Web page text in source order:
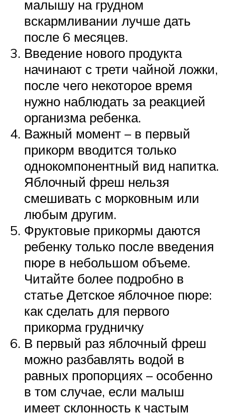
малышу на грудном
вскармливании лучше дать
после 6 месяцев.
Введение нового продукта
начинают с трети чайной ложки,
после чего некоторое время
нужно наблюдать за реакцией
организма ребенка.
Важный момент – в первый
прикорм вводится только
однокомпонентный вид напитка.
Яблочный фреш нельзя
смешивать с морковным или
любым другим.
Фруктовые прикормы даются
ребенку только после введения
пюре в небольшом объеме.
Читайте более подробно в
статье Детское яблочное пюре:
как сделать для первого
прикорма грудничку
В первый раз яблочный фреш
можно разбавлять водой в
равных пропорциях – особенно
в том случае, если малыш
имеет склонность к частым